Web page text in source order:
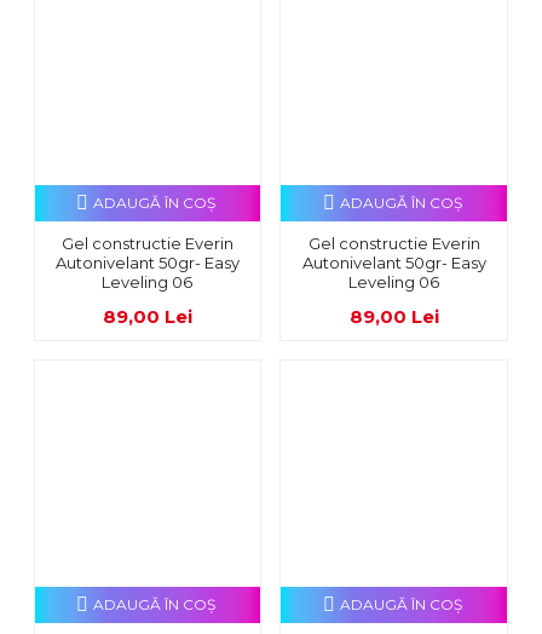
Gel constructie Everin
Autonivelant 50gr- Easy
Leveling 06
89,00 Lei
ADAUGĂ ÎN COŞ
Gel constructie Everin
Autonivelant 50gr- Easy
Leveling 06
89,00 Lei
ADAUGĂ ÎN COŞ
ADAUGĂ ÎN COŞ ADAUGĂ ÎN COŞ